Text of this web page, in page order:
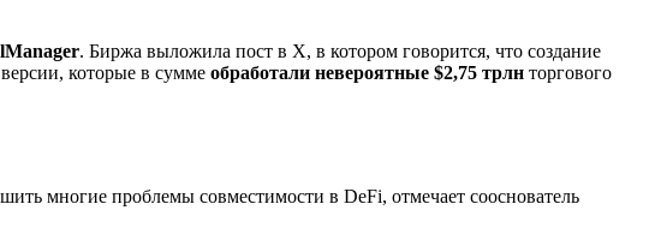
. Биржа выложила пост в X, в котором говорится, что создание
которые в сумме обработали невероятные $2,75 трлн торгового
многие проблемы совместимости в DeFi, отмечает сооснователь